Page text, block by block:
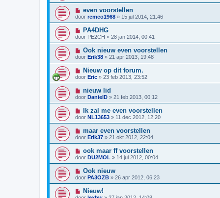
even voorstellen
door remco1968 » 15 jul 2014, 21:46
PA4DHG
door PE2CH » 28 jan 2014, 00:41
Ook nieuw even voorstellen
door Erik38 » 21 apr 2013, 19:48
Nieuw op dit forum.
door Eric » 23 feb 2013, 23:52
nieuw lid
door DanielD » 21 feb 2013, 00:12
Ik zal me even voorstellen
door NL13653 » 11 dec 2012, 12:20
maar even voorstellen
door Erik37 » 21 okt 2012, 22:04
ook maar ff voorstellen
door DU2MOL » 14 jul 2012, 00:04
Ook nieuw
door PA3OZB » 26 apr 2012, 06:23
Nieuw!